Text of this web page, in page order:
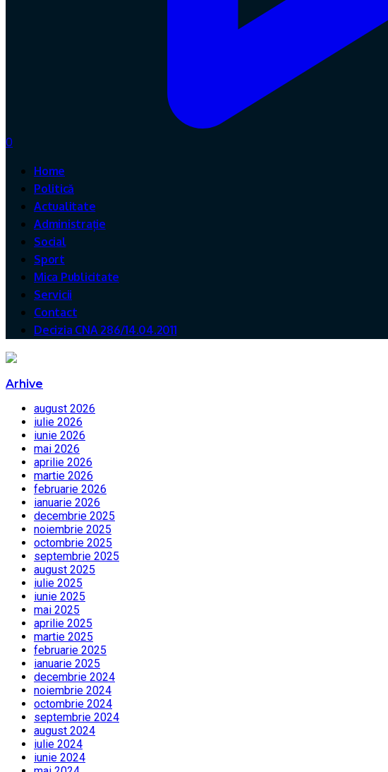
0
Home
Politică
Actualitate
Administrație
Social
Sport
Mica Publicitate
Servicii
Contact
Decizia CNA 286/14.04.2011
Arhive
august 2026
iulie 2026
iunie 2026
mai 2026
aprilie 2026
martie 2026
februarie 2026
ianuarie 2026
decembrie 2025
noiembrie 2025
octombrie 2025
septembrie 2025
august 2025
iulie 2025
iunie 2025
mai 2025
aprilie 2025
martie 2025
februarie 2025
ianuarie 2025
decembrie 2024
noiembrie 2024
octombrie 2024
septembrie 2024
august 2024
iulie 2024
iunie 2024